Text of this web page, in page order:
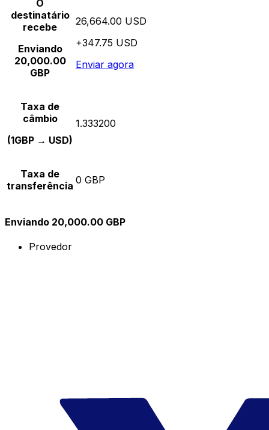
O
destinatário
recebe
Enviando
20,000.00
GBP
26,664.00 USD
+347.75 USD
Enviar agora
Taxa de
câmbio
(1GBP → USD)
1.333200
Taxa de
transferência 0 GBP
Enviando 20,000.00 GBP
Provedor